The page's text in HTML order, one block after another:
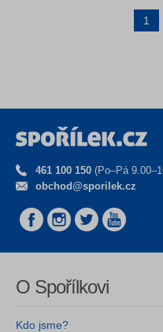
1
461 100 150 (Po–Pá
obchod@sporilek.cz
O Spořílkovi
Kdo jsme?